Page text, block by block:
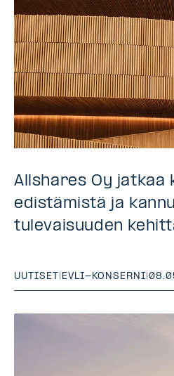
Allshares Oy jatkaa
edistämistä ja
tulevaisuuden
UUTISET EVLI-KONSERNI |